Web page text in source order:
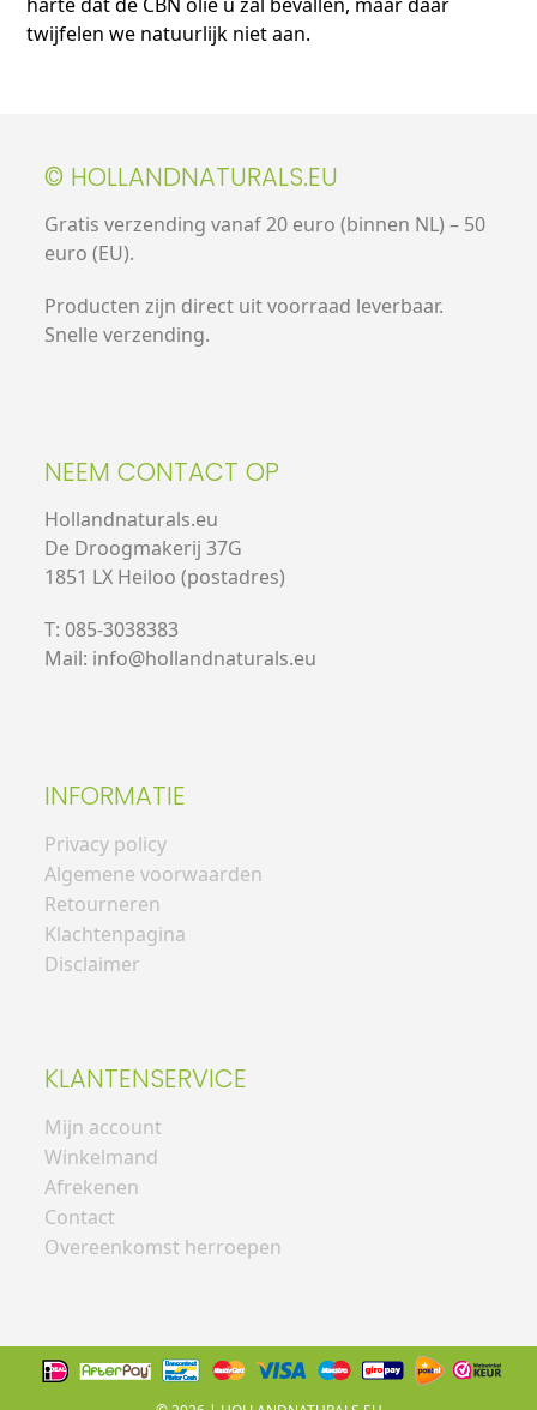
twijfelen we natuurlijk niet aan.
© HOLLANDNATURALS.EU
Gratis verzending vanaf 20 euro (binnen NL) – 50
euro (EU).
Producten zijn direct uit voorraad leverbaar.
Snelle verzending.
NEEM CONTACT OP
Hollandnaturals.eu
De Droogmakerij 37G
1851 LX Heiloo (postadres)
T: 085-3038383
Mail: info@hollandnaturals.eu
INFORMATIE
Privacy policy
Algemene voorwaarden
Retourneren
Klachtenpagina
Disclaimer
KLANTENSERVICE
Mijn account
Winkelmand
Afrekenen
Contact
Overeenkomst herroepen